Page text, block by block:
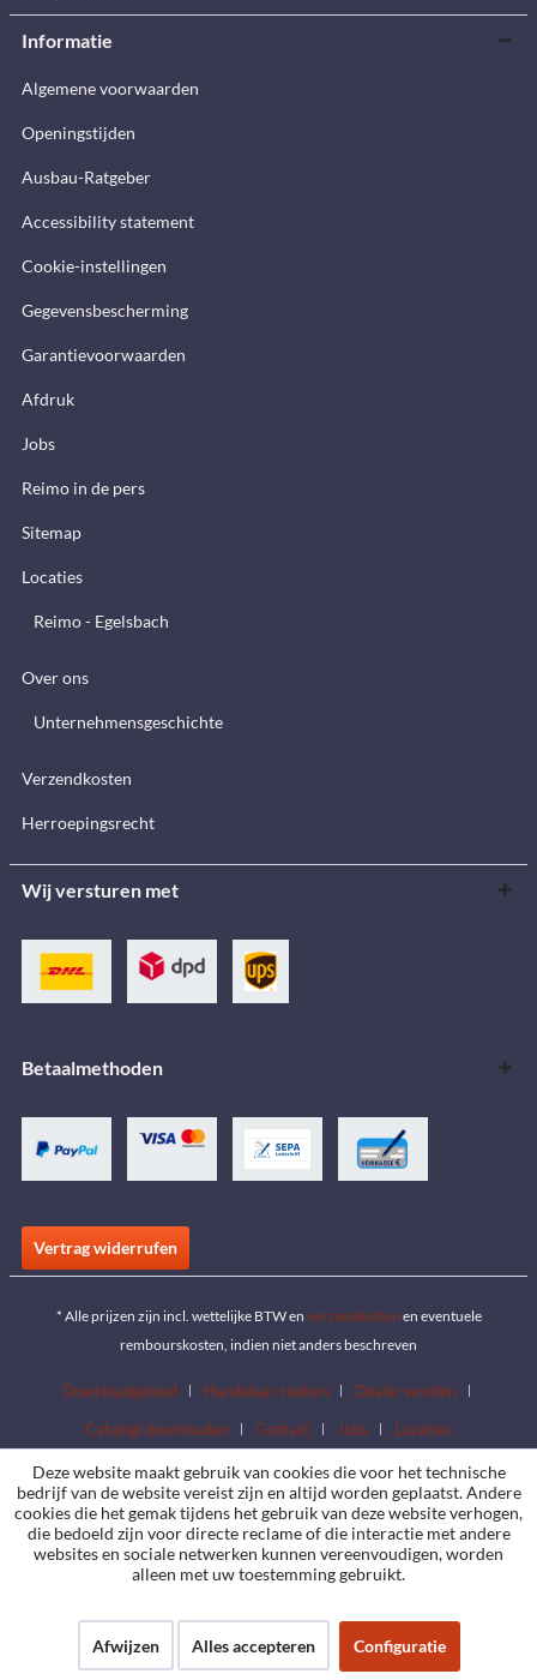
Informatie
Algemene voorwaarden
Openingstijden
Ausbau-Ratgeber
Accessibility statement
Cookie-instellingen
Gegevensbescherming
Garantievoorwaarden
Afdruk
Jobs
Reimo in de pers
Sitemap
Locaties
Reimo - Egelsbach
Over ons
Unternehmensgeschichte
Verzendkosten
Herroepingsrecht
Wij versturen met
Betaalmethoden
Vertrag widerrufen
* Alle prijzen zijn incl. wettelijke BTW en verzendkosten en eventuele
rembourskosten, indien niet anders beschreven
Downloadgebied Handelaar zoeken
Dealer worden
Catalogi downloaden
Contact Jobs Locaties
Deze website maakt gebruik van cookies die voor het technische
bedrijf van de website vereist zijn en altijd worden geplaatst. Andere
cookies die het gemak tijdens het gebruik van deze website verhogen,
die bedoeld zijn voor directe reclame of die interactie met andere
websites en sociale netwerken kunnen vereenvoudigen, worden
alleen met uw toestemming gebruikt.
Afwijzen Alles accepteren Configuratie